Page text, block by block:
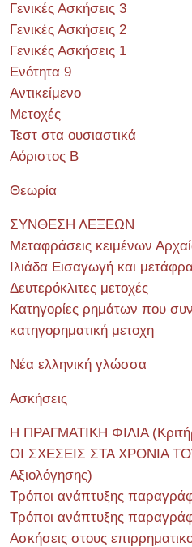
Γενικές Ασκήσεις 3
Γενικές Ασκήσεις 2
Γενικές Ασκήσεις 1
Ενότητα 9
Αντικείμενο
Μετοχές
Τεστ στα ουσιαστικά
Αόριστος Β
Θεωρία
ΣΥΝΘΕΣΗ ΛΕΞΕΩΝ
Μεταφράσεις κειμένων
Ιλιάδα Εισαγωγή και
Δευτερόκλιτες μετοχές
Κατηγορίες ρημάτων που
κατηγορηματική μετοχη
Νέα ελληνική γλώσσα
Ασκήσεις
Η ΠΡΑΓΜΑΤΙΚΗ ΦΙΛΙΑ
ΟΙ ΣΧΕΣΕΙΣ ΣΤΑ ΧΡΟΝΙΑ
Αξιολόγησης)
Τρόποι ανάπτυξης
Τρόποι ανάπτυξης
Ασκήσεις στους